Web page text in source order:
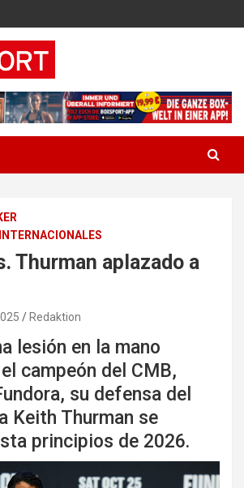
Thurman aplazado a
Redaktion
lesión en la mano
campeón del CMB,
su defensa del
Keith Thurman se
principios de 2026.